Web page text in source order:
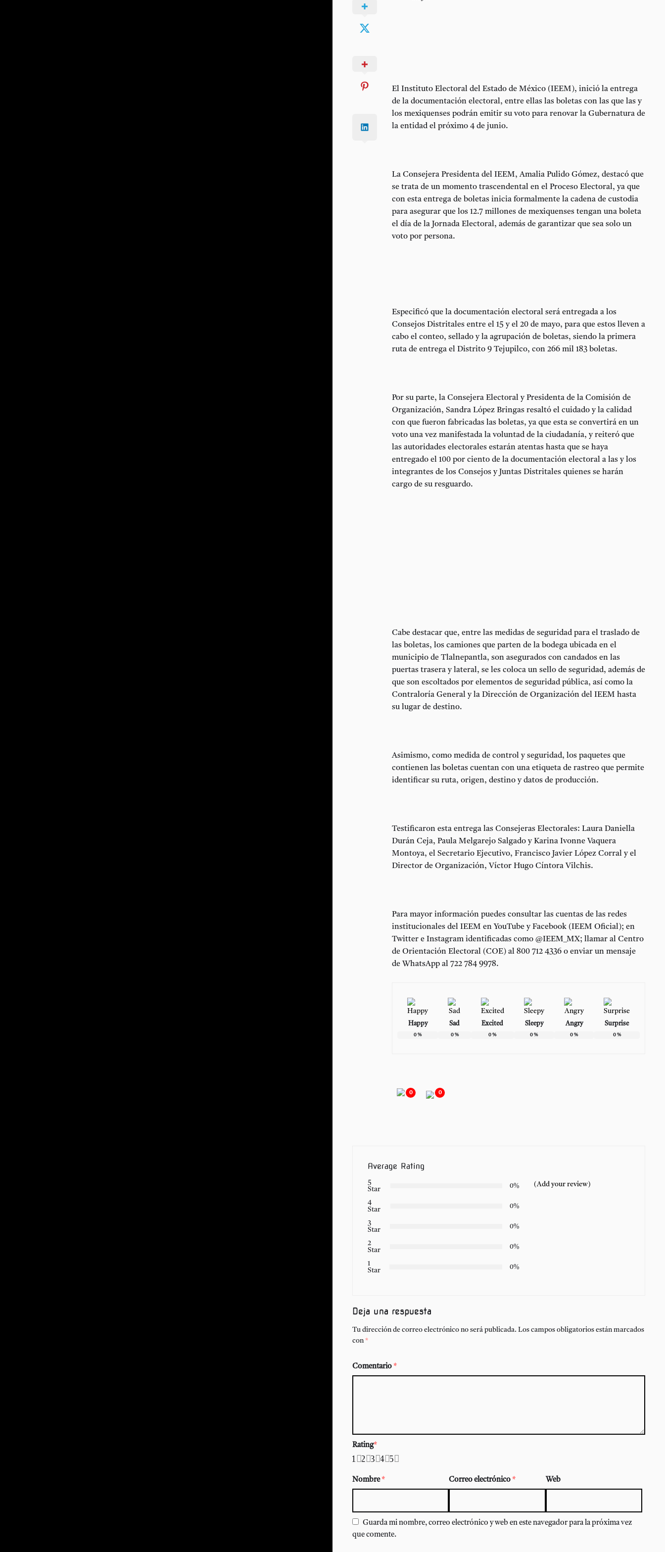
El Instituto Electoral del Estado de México (IEEM), inició la entrega
de la documentación electoral, entre ellas las boletas con las que las y
los mexiquenses podrán emitir su voto para renovar la Gubernatura de
la entidad el próximo 4 de junio.
La Consejera Presidenta del IEEM, Amalia Pulido Gómez, destacó que
se trata de un momento trascendental en el Proceso Electoral, ya que
con esta entrega de boletas inicia formalmente la cadena de custodia
para asegurar que los 12.7 millones de mexiquenses tengan una boleta
el día de la Jornada Electoral, además de garantizar que sea solo un
voto por persona.
Especificó que la documentación electoral será entregada a los
Consejos Distritales entre el 15 y el 20 de mayo, para que estos lleven a
cabo el conteo, sellado y la agrupación de boletas, siendo la primera
ruta de entrega el Distrito 9 Tejupilco, con 266 mil 183 boletas.
Por su parte, la Consejera Electoral y Presidenta de la Comisión de
Organización, Sandra López Bringas resaltó el cuidado y la calidad
con que fueron fabricadas las boletas, ya que esta se convertirá en un
voto una vez manifestada la voluntad de la ciudadanía, y reiteró que
las autoridades electorales estarán atentas hasta que se haya
entregado el 100 por ciento de la documentación electoral a las y los
integrantes de los Consejos y Juntas Distritales quienes se harán
cargo de su resguardo.
Cabe destacar que, entre las medidas de seguridad para el traslado de
las boletas, los camiones que parten de la bodega ubicada en el
municipio de Tlalnepantla, son asegurados con candados en las
puertas trasera y lateral, se les coloca un sello de seguridad, además de
que son escoltados por elementos de seguridad pública, así como la
Contraloría General y la Dirección de Organización del IEEM hasta
su lugar de destino.
Asimismo, como medida de control y seguridad, los paquetes que
contienen las boletas cuentan con una etiqueta de rastreo que permite
identificar su ruta, origen, destino y datos de producción.
Testificaron esta entrega las Consejeras Electorales: Laura Daniella
Durán Ceja, Paula Melgarejo Salgado y Karina Ivonne Vaquera
Montoya, el Secretario Ejecutivo, Francisco Javier López Corral y el
Director de Organización, Víctor Hugo Cíntora Vilchis.
Para mayor información puedes consultar las cuentas de las redes
institucionales del IEEM en YouTube y Facebook (IEEM Oficial); en
Twitter e Instagram identificadas como @IEEM_MX; llamar al Centro
de Orientación Electoral (COE) al 800 712 4336 o enviar un mensaje
de WhatsApp al 722 784 9978.
Happy
0 %
Sad
0%
Excited
0 %
Sleepy
0 %
Angry
0 %
Surprise
0%
0 0
Average Rating
5
Star
0%
4
Star
0%
3
Star
0%
2
Star
0%
1
Star
0%
(Add your review)
Deja una respuesta
Tu dirección de correo electrónico no será publicada. Los campos obligatorios están marcados
con *
Comentario *
Rating*
5
4
3
2
1
Nombre * Correo electrónico * Web
Guarda mi nombre, correo electrónico y web en este navegador para la próxima vez
que comente.